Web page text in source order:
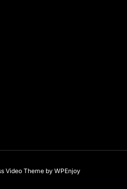
Video Themeby WPEnjoy